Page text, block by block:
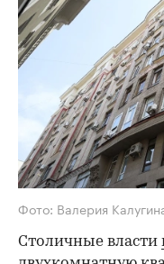
Фото: Валерия
Столичные власти